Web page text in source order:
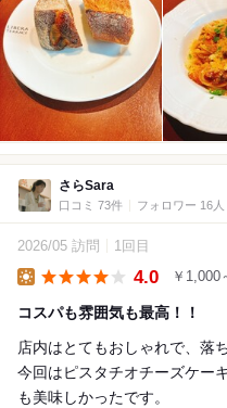
さらSara
口コミ 73件 フォロワー 16人
2026/05 訪問 1回目
4.0 ￥1,000
コスパも雰囲気も最高！！
店内はとてもおしゃれで、落
今回はピスタチオチーズケー
も美味しかったです。